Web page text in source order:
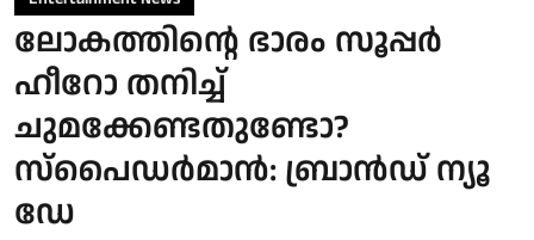
ലോകത്തിന്റെ ഭാരം സൂപ്പർ
ഹീറോ തനിച്ച്
ചുമക്കേണ്ടതുണ്ടോ?
സ്പൈഡർമാൻ: ബ്രാൻഡ് ന്യൂ
ഡേ